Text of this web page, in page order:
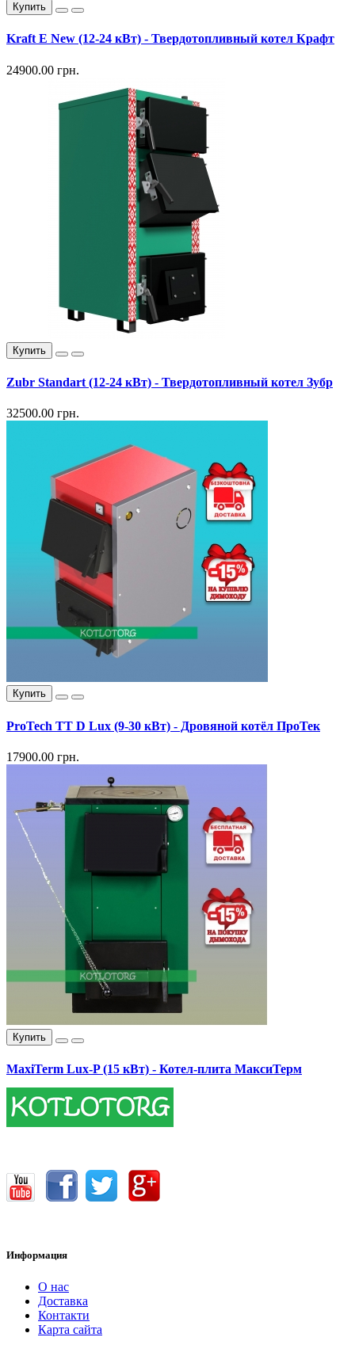
Купить
Kraft E New (12-24 кВт) - Твердотопливный котел Крафт
24900.00 грн.
Купить
Zubr Standart (12-24 кВт) - Твердотопливный котел Зубр
32500.00 грн.
Купить
ProTech TT D Lux (9-30 кВт) - Дровяной котёл ПроТек
17900.00 грн.
Купить
MaxiTerm Lux-P (15 кВт) - Котел-плита МаксиТерм
17400.00 грн.
Информация
О нас
Доставка
Контакти
Карта сайта